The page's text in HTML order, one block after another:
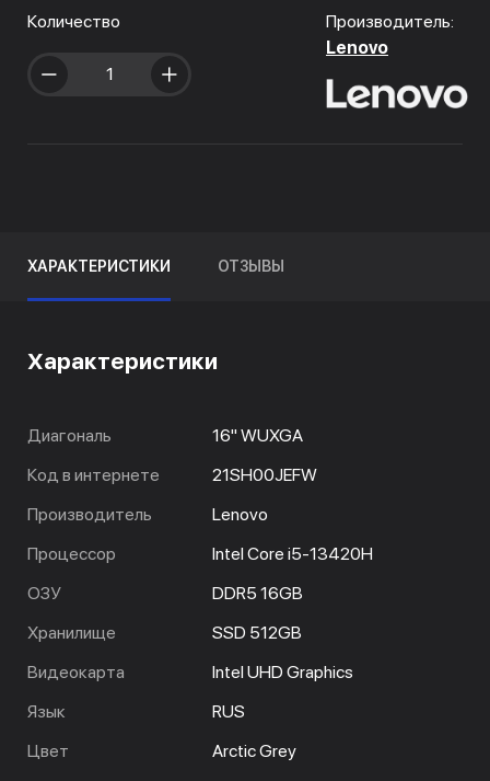
Количество
Производитель:
Lenovo
ХАРАКТЕРИСТИКИ ОТЗЫВЫ
Характеристики
Диагональ
16" WUXGA
Код в интернете
21SH00JEFW
Производитель
Lenovo
Процессор
Intel Core i5-13420H
ОЗУ
DDR5 16GB
Хранилище
SSD 512GB
Видеокарта
Intel UHD Graphics
Язык
RUS
Цвет
Arctic Grey